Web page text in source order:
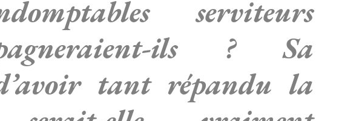
serviteurs
ils ? Sa
tant répandu la